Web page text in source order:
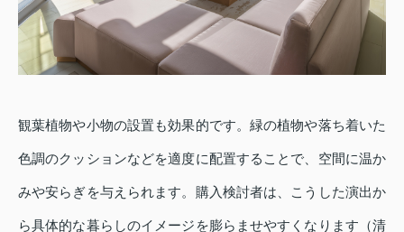
観葉植物や小物の設置も効果的です。緑の植物や落ち着いた
色調のクッションなどを適度に配置することで、空間に温か
みや安らぎを与えられます。購入検討者は、こうした演出か
ら具体的な暮らしのイメージを膨らませやすくなります（清